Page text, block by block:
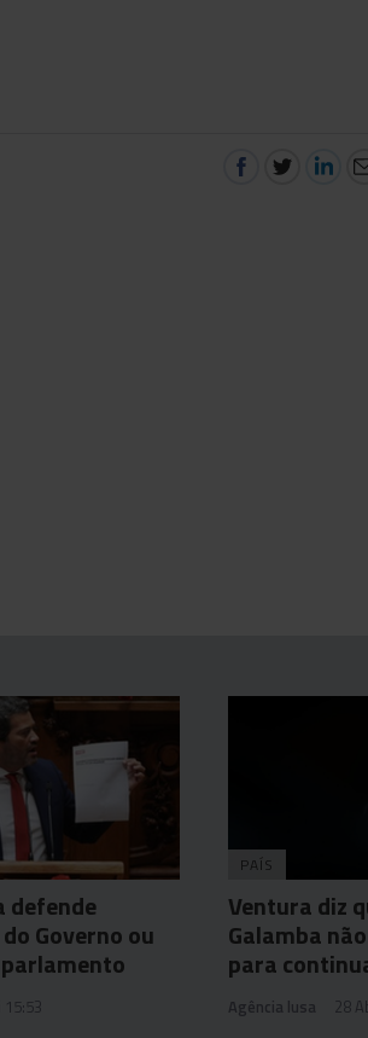
defende
Governo ou
15:53
PAÍS
Ventura diz
Galamba
para
Agência lusa 28